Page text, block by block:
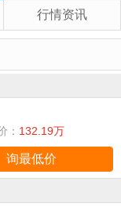
行情资讯
： 132.19万
询最低价